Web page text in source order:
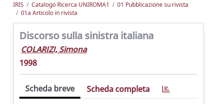
IRIS Catalogo Ricerca UNIROMA1
01 Pubblicazione su rivista
01a Articolo in rivista
Discorso sulla sinistra italiana
COLARIZI, Simona
1998
Scheda breve Scheda completa